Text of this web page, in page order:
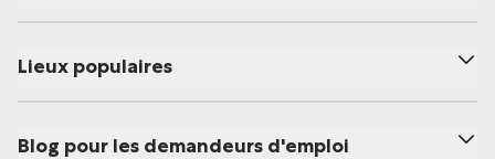
Lieux populaires
Blog pour les demandeurs d'emploi